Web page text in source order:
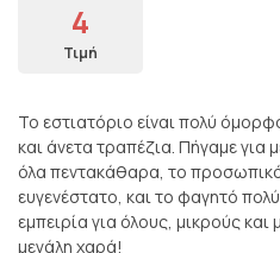
4
Τιμή
Το εστιατόριο είναι πολύ
και άνετα τραπέζια. Πήγαμε για
όλα πεντακάθαρα, το
ευγενέστατο, και το φαγητό
εμπειρία για όλους, μικρούς
μεγάλη χαρά!